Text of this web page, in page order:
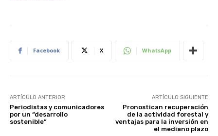
Facebook X WhatsApp
ARTÍCULO ANTERIOR
Periodistas y comunicadores
por un “desarrollo
sostenible”
ARTÍCULO SIGUIENTE
Pronostican recuperación
de la actividad forestal y
ventajas para la inversión en
el mediano plazo